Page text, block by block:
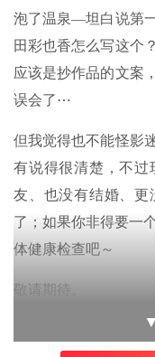
泡了温泉—坦白说第
田彩也香怎么写这个
应该是抄作品的文案
误会了⋯
但我觉得也不能怪影
有说得很清楚，不过
友、也没有结婚、更
了；如果你非得要一
体健康检查吧～
敬请期待。
点
▼